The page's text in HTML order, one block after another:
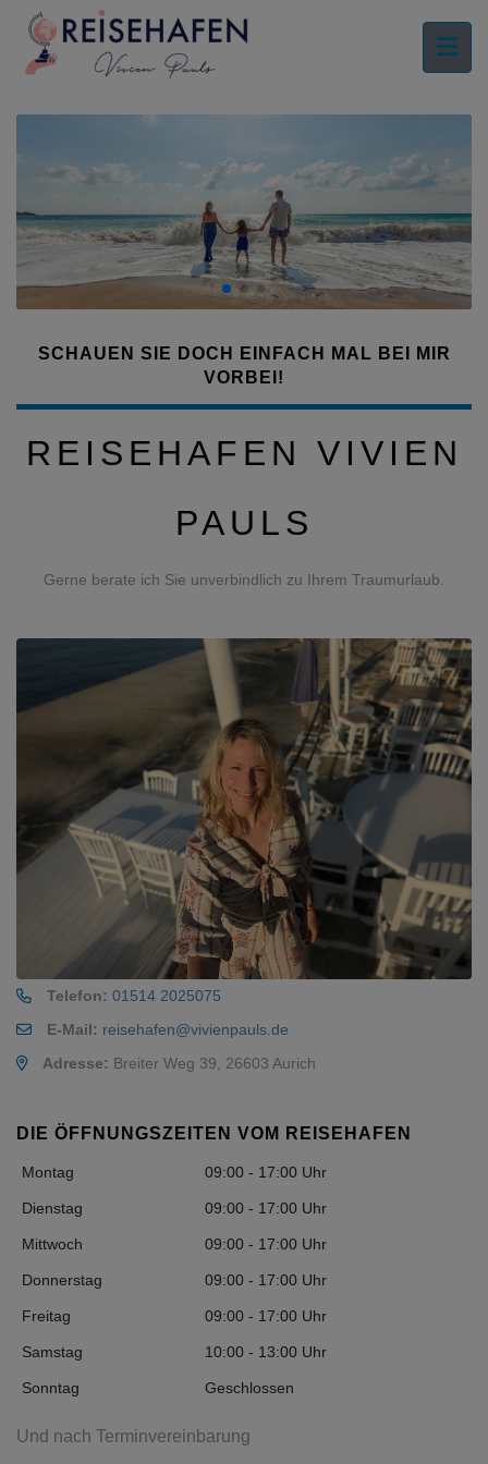
SCHAUEN SIE DOCH EINFACH MAL BEI MIR
VORBEI!
REISEHAFEN VIVIEN
PAULS
Gerne berate ich Sie unverbindlich zu Ihrem Traumurlaub.
Telefon: 01514 2025075
E-Mail: reisehafen@vivienpauls.de
Adresse: Breiter Weg 39, 26603 Aurich
DIE ÖFFNUNGSZEITEN VOM REISEHAFEN
Montag 09:00 - 17:00 Uhr
Dienstag 09:00 - 17:00 Uhr
Mittwoch 09:00 - 17:00 Uhr
Donnerstag 09:00 - 17:00 Uhr
Freitag 09:00 - 17:00 Uhr
Samstag 10:00 - 13:00 Uhr
Sonntag Geschlossen
Und nach Terminvereinbarung